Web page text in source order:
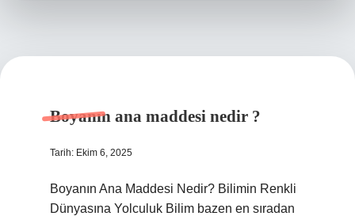
Boyanın ana maddesi nedir ?
Tarih: Ekim 6, 2025
Boyanın Ana Maddesi Nedir? Bilimin Renkli
Dünyasına Yolculuk Bilim bazen en sıradan